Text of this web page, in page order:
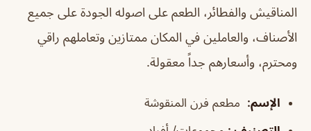
المناقيش والفطائر، الطعم على اصوله الجودة على جميع
الأصناف، والعاملين في المكان ممتازين وتعاملهم راقي
ومحترم، وأسعارهم جداً معقولة.
الإسم: مطعم فرن المنقوشة